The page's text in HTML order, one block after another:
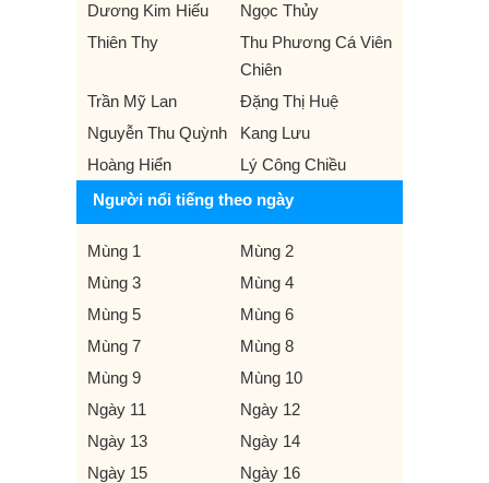
Dương Kim Hiếu
Ngọc Thủy
Thiên Thy
Thu Phương Cá Viên
Chiên
Trần Mỹ Lan
Đặng Thị Huệ
Nguyễn Thu Quỳnh
Kang Lưu
Hoàng Hiển
Lý Công Chiều
Người nổi tiếng theo ngày
Mùng 1
Mùng 2
Mùng 3
Mùng 4
Mùng 5
Mùng 6
Mùng 7
Mùng 8
Mùng 9
Mùng 10
Ngày 11
Ngày 12
Ngày 13
Ngày 14
Ngày 15
Ngày 16